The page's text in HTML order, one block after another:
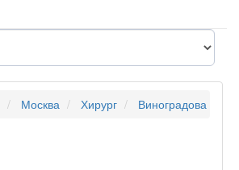
Москва Хирург Виноградова Ия